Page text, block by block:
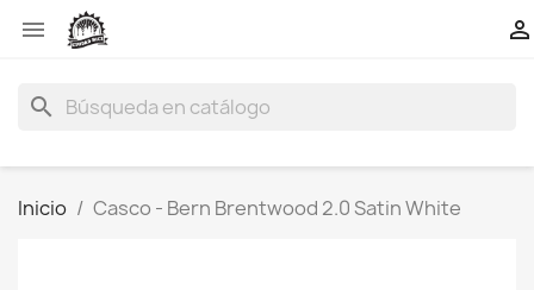
 
search
Inicio Casco - Bern Brentwood 2.0 Satin White